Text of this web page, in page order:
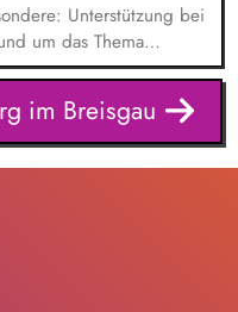
Unterstützung bei
um das Thema
regulatorischer
bei der
sowie der Klimabilanz,
aktueller
Aufgaben im ESG-
bei der
und
im Breisgau